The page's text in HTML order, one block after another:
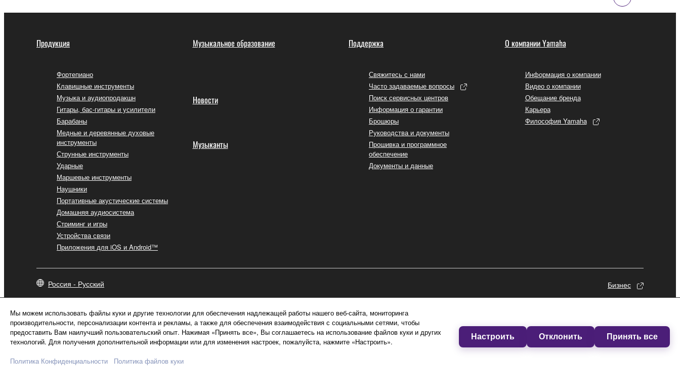
Продукция
Фортепиано
Клавишные инструменты
Музыка и аудиопродакшн
Гитары, бас-гитары и усилители
Барабаны
Медные и деревянные духовые
инструменты
Струнные инструменты
Ударные
Маршевые инструменты
Наушники
Портативные акустические системы
Домашняя аудиосистема
Стриминг и игры
Устройства связи
Приложения для iOS и Android™
Музыкальное образование
Новости
Музыканты
Поддержка
Свяжитесь с нами
Часто задаваемые вопросы
Поиск сервисных центров
Информация о гарантии
Брошюры
Руководства и документы
Прошивка и программное
обеспечение
Документы и данные
О компании Yamaha
Информация о компании
Видео о компании
Обещание бренда
Карьера
Философия Yamaha
Россия - Русский Бизнес
Мы можем использовать файлы куки и другие технологии для обеспечения надлежащей работы нашего веб-сайта, мониторинга
производительности, персонализации контента и рекламы, а также для обеспечения взаимодействия с социальными сетями, чтобы
предоставить Вам наилучший пользовательский опыт. Нажимая «Принять все», Вы соглашаетесь на использование файлов куки и других
технологий. Для получения дополнительной информации или для изменения настроек, пожалуйста, нажмите «Настроить».
Политика Конфиденциальности
Политика файлов куки
Настроить Отклонить Принять все